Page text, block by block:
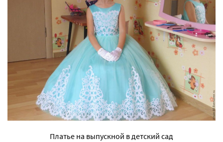
Платье на выпускной в детский сад